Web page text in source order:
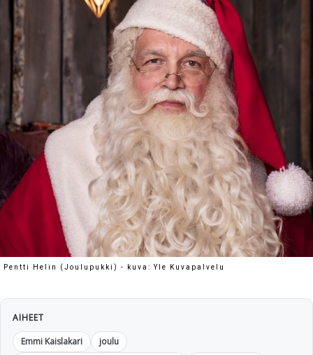
Pentti Helin (Joulupukki) - kuva: Yle Kuvapalvelu
AIHEET
Emmi Kaislakari
joulu